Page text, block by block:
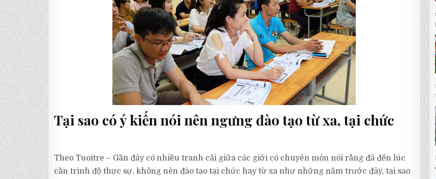
Tại sao có ý kiến nói nên ngưng đào tạo từ xa, tại chức
Theo Tuoitre – Gần đây có nhiều tranh cải giữa các giới có chuyên môn nói rằng đã đến lúc
cần trình độ thực sự, không nên đào tạo tại chức hay từ xa như những năm trước đây, tại sao